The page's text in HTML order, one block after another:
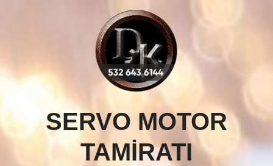
SERVO MOTOR
TAMIRATI